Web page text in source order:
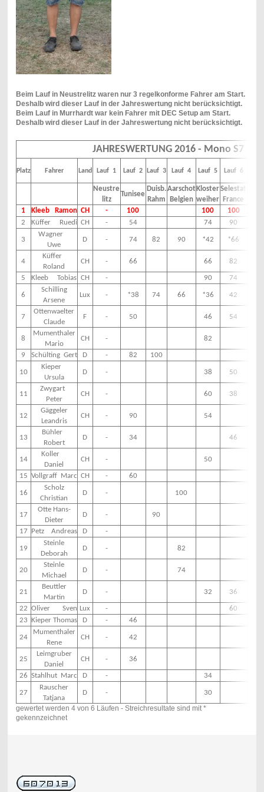
Beim Lauf in Neustrelitz waren nur 3 regelkonforme Fahrer am Start.
Deshalb wird dieser Lauf in der Jahreswertung nicht berücksichtigt.
Beim Lauf in Murrhardt war kein Fahrer mit DEC Setup am Start.
Deshalb wird dieser Lauf in der Jahreswertung nicht berücksichtigt.
JAHRESWERTUNG 2016 - Mono S7
Platz Fahrer Land Lauf 1 Lauf 2 Lauf 3 Lauf 4 Lauf 5 Lauf 6
Neustre
litz
Tunisee
Duisb.
Rahm
Aarschot
Belgien
Kloster
weiher
Selestat
France
1
Kleeb Ramon CH - 100 100 100
2
Küffer Ruedi CH - 54 74 90
3
Wagner
Uwe
D - 74 82 90 *42 *66
4
Küffer
Roland
CH - 66 66 82
5 Kleeb Tobias CH - 90 74
6
Schilling
Arsene
Lux - *38 74 66 *36 42
7
Ottenwaelter
Claude
F - 50 46 54
8
Mumenthaler
Mario
CH - 82
9 Schülting Gert D - 82 100
10
Kieper
Ursula
D - 38 50
11
Zwygart
Peter
CH - 60 38
12
Gäggeler
Leandris
CH - 90 54
13
Bühler
Robert
D - 34 46
14
Koller
Daniel
CH - 50
15 Vollgraff Marc CH - 60
16
Scholz
Christian
D - 100
17
Otte Hans-
Dieter
D - 90
17 Petz Andreas D -
19
Steinle
Deborah
D - 82
20
Steinle
Michael
D - 74
21
Beuttler
Martin
D - 32 36
22 Oliver Sven Lux - 60
23 Kieper Thomas D - 46
24
Mumenthaler
Rene
CH - 42
25
Leimgruber
Daniel
CH - 36
26 Stahlhut Marc D - 34
27
Rauscher
Tatjana
D - 30
gewertet werden 4 von 6 Läufen - Streichresultate sind mit *
gekennzeichnet